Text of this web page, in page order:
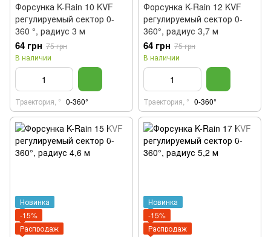
Форсунка K-Rain 10 KVF
регулируемый сектор 0-
360 °, радиус 3 м
64 грн 75 грн
В наличии
Траектория, ° 0-360°
Форсунка K-Rain 12 KVF
регулируемый сектор 0-
360°, радиус 3,7 м
64 грн 75 грн
В наличии
Траектория, ° 0-360°
Новинка
-15%
Распродаж
Новинка
-15%
Распродаж